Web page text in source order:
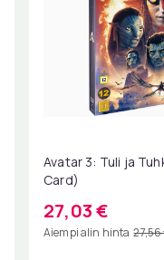
Avatar 3: Tuli ja
Card)
27,03 €
Aiempi alin hinta 27,56